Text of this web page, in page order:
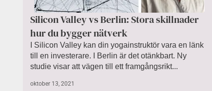
Silicon Valley vs Berlin: Stora skillnader
hur du bygger nätverk
I Silicon Valley kan din yogainstruktör vara en länk
till en investerare. I Berlin är det otänkbart. Ny
studie visar att vägen till ett framgångsrikt...
oktober 13, 2021